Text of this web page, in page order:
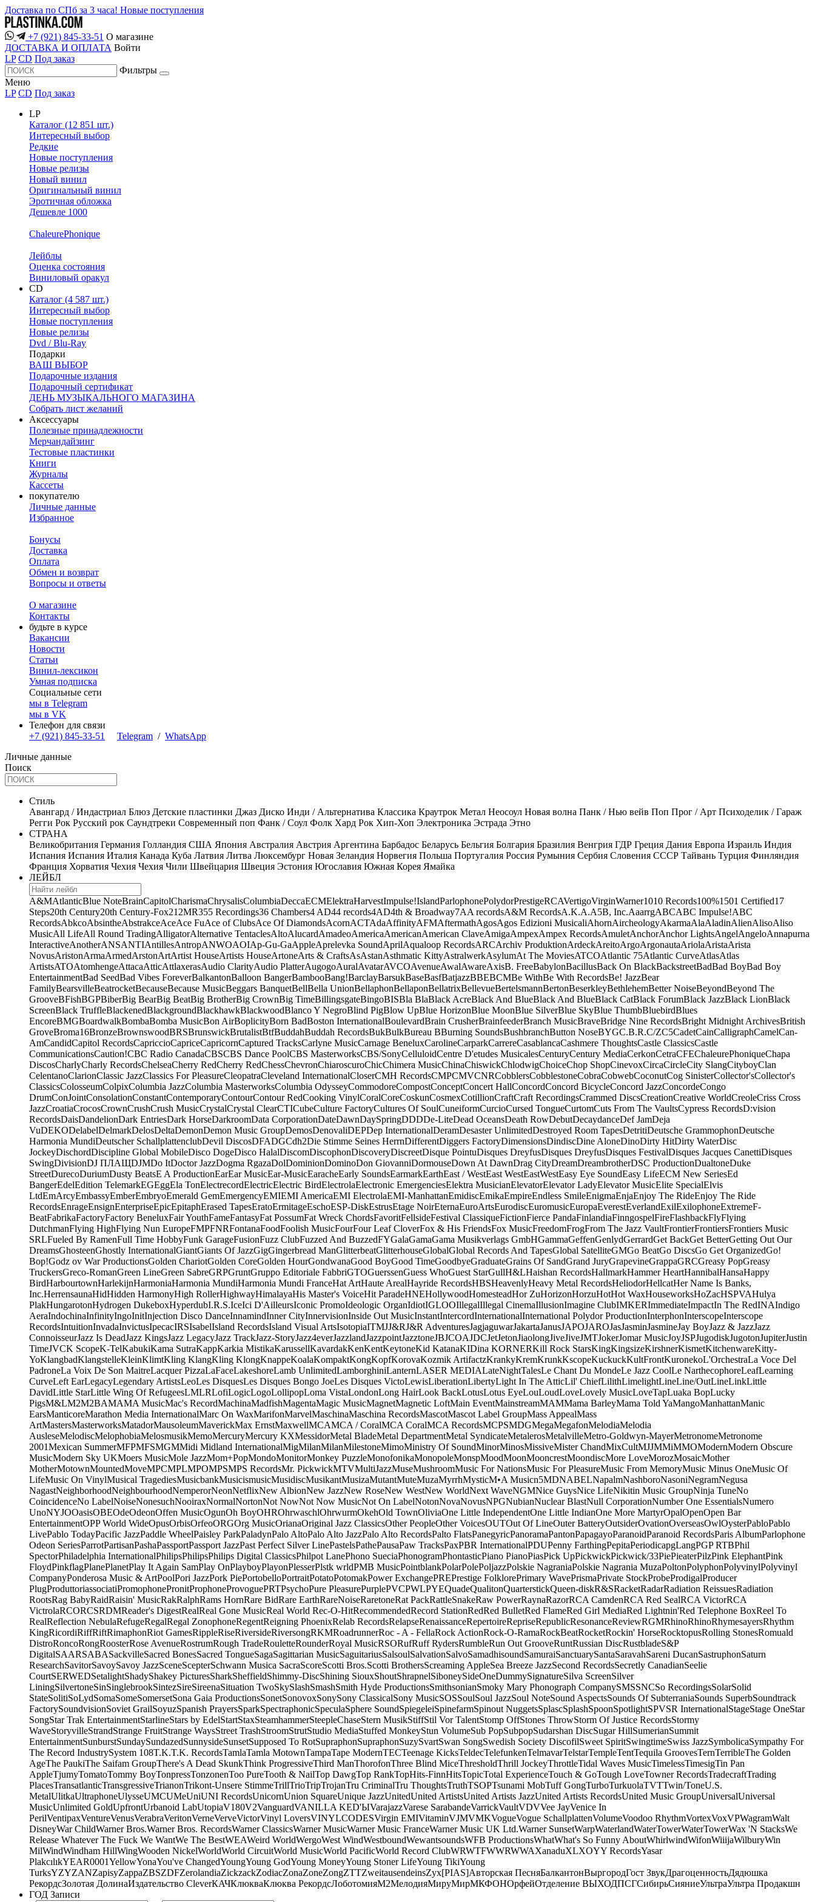
Доставка по СПб за 3 часа! Новые поступления
+7 (921) 845-33-51 О магазине
ДОСТАВКА И ОПЛАТА Войти
LP CD Под заказ
Фильтры
Меню
LP CD Под заказ
LP
Каталог (12 851 шт.)
Интересный выбор
Редкие
Новые поступления
Новые релизы
Новый винил
Оригинальный винил
Эротичная обложка
Дешевле 1000
ChaleurePhonique
Лейблы
Оценка состояния
Виниловый оракул
CD
Каталог (4 587 шт.)
Интересный выбор
Новые поступления
Новые релизы
Dvd / Blu-Ray
Подарки
ВАШ ВЫБОР
Подарочные издания
Подарочный сертификат
ДЕНЬ МУЗЫКАЛЬНОГО МАГАЗИНА
Собрать лист желаний
Аксессуары
Полезные принадлежности
Мерчандайзинг
Тестовые пластинки
Книги
Журналы
Кассеты
покупателю
Личные данные
Избранное
Бонусы
Доставка
Оплата
Обмен и возврат
Вопросы и ответы
О магазине
Контакты
будьте в курсе
Вакансии
Новости
Статьи
Винил-лексикон
Умная подписка
Социальные сети
мы в Telegram
мы в VK
Телефон для связи
+7 (921) 845-33-51
Telegram / WhatsApp
Личные данные
Поиск
Стиль
Авангард / Индастриал Блюз Детские пластинки Джаз Диско Инди / Альтернатива Классика Краутрок Метал Неосоул Новая волна Панк / Нью вейв Поп Прог / Арт Психоделик / Гараж
Регги Рок Русский рок Саундтреки Современный поп Фанк / Соул Фолк Хард Рок Хип-Хоп Электроника Эстрада Этно
СТРАНА
Великобритания Германия Голландия США Япония Австралия Австрия Аргентина Барбадос Беларусь Бельгия Болгария Бразилия Венгрия ГДР Греция Дания Европа Израиль Индия
Испания Испания Италия Канада Куба Латвия Литва Люксембург Новая Зеландия Норвегия Польша Португалия Россия Румыния Сербия Словения СССР Тайвань Турция Финляндия
Франция Хорватия Чехия Чехия Чили Швейцария Швеция Эстония Югославия Южная Корея Ямайка
ЛЕЙБЛ
A&MAtlanticBlue NoteBrainCapitolCharismaChrysalisColumbiaDeccaECMElektraHarvestImpulse!IslandParlophonePolydorPrestigeRCAVertigoVirginWarner1010 Records100%1501 Certified17
Steps20th Century20th Century-Fox21 2MR355 Recordings36 Chambers4 AD44 records4AD4th & Broadway7AA recordsA&M RecordsA.K.A.A5B, Inc.AaarrgABCABC Impulse!ABC
RecordsAbkcoAbsintheAbstrakceAceAce FuAce of ClubsAce Of DiamondsAcornACTAdaAffinityAFMAftermathAgosAgos Edizioni MusicaliAhornAircheologyAkarmaAlaAladinAlienAlisoAliso
MusicAll LifeAll Round TradingAlligatorAlternative TentaclesAltoAlucardAmadeoAmericaAmericanAmerican ClaveAmigaAmpexAmpex RecordsAmuletAnchorAnchor LightsAngelAngeloAnnapurna
InteractiveAnotherANSANTIAntillesAntropANWOAOIAp-Gu-GaAppleAprelevka SoundAprilAqualoop RecordsARCArchiv ProduktionArdeckAreitoArgoArgonautaAriolaAristaArista
NovusAristonArmaArmedArstonArtArtist HouseArtists HouseArtoneArts & CraftsAsAstanAsthmatic KittyAstralwerkAsylumAt The MoviesATCOAtlantic 75Atlantic CurveAtlasAtlas
ArtistsATOAtomhengeAttacaAtticAttlaxerasAudio ClarityAudio PlatterAugogoAuralAvatarAVCOAvenueAwalAwareAxisB. FreeBabylonBacillusBack On BlackBackstreetBadBad BoyBad Boy
EntertainmentBad SeedBad Vibes ForeverBalkantonBalloon BangerBambooBang!BarclayBarsukBaseBasfBatjazzBBEBCMBe WithBe With RecordsBe! JazzBear
FamilyBearsvilleBeatrocketBecauseBecause MusicBeggars BanquetBellBella UnionBellaphonBellaponBellatrixBellevueBertelsmannBertonBeserkleyBethlehemBetter NoiseBeyondBeyond The
GrooveBFishBGPBiberBig BearBig BeatBig BrotherBig CrownBig TimeBillingsgateBingoBISBla BlaBlack AcreBlack And BlueBlack And BlueBlack CatBlack ForumBlack JazzBlack LionBlack
ScreenBlack TruffleBlackenedBlackgroundBlackhawkBlackwoodBlanco Y NegroBlind PigBlow UpBlue HorizonBlue MoonBlue SilverBlue SkyBlue ThumbBluebirdBlues
EncoreBMGBoardwalkBombaBomba MusicBon AirBoplicityBorn BadBoston InternationalBoulevardBrain CrusherBrainfeederBranch MusicBraveBridge Nine RecordsBright Midnight ArchivesBritish
GroveBroma16BronzeBrownswoodBRSBrunswickBrutalistBtfBuddahBuddah RecordsBukBulkBureau BBurning SoundsBushbranchButton NoseBYGC.B.R.C/ZC5CadetCainCalligraphCamelCan-
AmCandidCapitol RecordsCapriccioCapriceCapricornCaptured TracksCarlyne MusicCarnage BeneluxCarolineCarparkCarrereCasablancaCashmere ThoughtsCastle ClassicsCastle
CommunicationsCaution!CBC Radio CanadaCBSCBS Dance PoolCBS MasterworksCBS/SonyCelluloidCentre D'etudes MusicalesCenturyCentury MediaCerkonCetraCFEChaleurePhoniqueChapa
DiscosCharlyCharly RecordsChelseaCherry RedCherry RedChessChevronChiaroscuroChicChimera MusicChinaChiswickChlodwigChoiceChop ShopCinevoxCircaCircleCity SlangCityboyClan
CelentanoClarionClassic JazzClassics For PleasureCleopatraCleveland InternationalCloserCMH RecordsCMPCMVCNRCobblersCobblestoneCobraCobwebCoconutCog SinisterCollector'sCollector's
ClassicsColosseumColpixColumbia JazzColumbia MasterworksColumbia OdysseyCommodoreCompostConceptConcert HallConcordConcord BicycleConcord JazzConcordeCongo
DrumConJointConsolationConstantContemporaryContourContour RedCooking VinylCoralCoreCoskunCosmexCotillionCraftCraft RecordingsCrammed DiscsCreationCreative WorldCreoleCriss Cross
JazzCroatiaCrocosCrownCrushCrush MusicCrystalCrystal ClearCTICubeCulture FactoryCultures Of SoulCuneiformCurcioCursed TongueCurtomCuts From The VaultsCypress RecordsD:vision
RecordsDaisDandelionDark EntriesDark HorseDarkroomData CorporationDateDawnDaySpringDDDDe-LiteDead OceansDeath RowDebutDecaydanceDef JamDeja
VuDEKODelabelDelmarkDelosDeltaDemonDemon Music GroupDemosDenovaliDEPDep InternationalDeramDesaster UnlimitedDestroyed Room TapesDetritiDeutsche GrammophonDeutsche
Harmonia MundiDeutscher SchallplattenclubDevil DiscosDFADGCdh2Die Stimme Seines HerrnDifferentDiggers FactoryDimensionsDindiscDine AloneDinoDirty HitDirty WaterDisc
JockeyDischordDiscipline Global MobileDisco DogeDisco HalalDiscomDiscophonDiscoveryDiscreetDisque PointuDisques DreyfusDisques DreyfusDisques FestivalDisques Jacques CanettiDisques
SwingDivisionDJ ПЛАЩDJMDo ItDoctor JazzDogma RgazaDolDominionDominoDon GiovanniDormouseDown At DawnDrag CityDreamDreambrotherDSC ProductionDualtoneDuke
StreetDurecoDuriumDusty BeatsE A ProductionEarEar MusicEar-MusicEaracheEarly SoundsEarmarkEarthEast / WestEast WestEastWestEasy Eye SoundEasy LifeECM New SeriesEd
BangerEdelEdition TelemarkEGEggEla TonElectrecordElectricElectric BirdElectrolaElectronic EmergenciesElektra MusicianElevatorElevator LadyElevator MusicElite SpecialElvis
LtdEmArcyEmbassyEmberEmbryoEmerald GemEmergencyEMIEMI AmericaEMI ElectrolaEMI-ManhattanEmidiscEmikaEmpireEndless SmileEnigmaEnjaEnjoy The RideEnjoy The Ride
RecordsEnrageEnsignEnterpriseEpicEpitaphErased TapesEratoErmitageEschoESP-DiskEstrusEtage NoirEternaEuroArtsEurodiscEuromusicEuropaEverestEverlandExilExilophoneExtremeF-
BeatFabrikaFactoryFactory BeneluxFair YouthFameFantasyFat PossumFat Wreck ChordsFavoritFellsideFestival ClassiqueFictionFierce PandaFinlandiaFinngospelFireFlashbackFlyFlying
DutchmanFlying HighFlying Nun EuropeFMPFNRFontanaFoodFoolish MusicFourFour Leaf CloverFox & His FriendsFox MusicFreedomFrogFrom The Jazz VaultFrontierFrontiersFrontiers Music
SRLFueled By RamenFull Time HobbyFunk GarageFusionFuzz ClubFuzzed And BuzzedFYGalaGamaGama Musikverlags GmbHGammaGeffenGenlydGerrardGet BackGet BetterGetting Out Our
DreamsGhosteenGhostly InternationalGiantGiants Of JazzGigGingerbread ManGlitterbeatGlitterhouseGlobalGlobal Records And TapesGlobal SatelliteGMGo BeatGo DiscsGo Get OrganizedGo!
Bop!Godz ov War ProductionsGolden ChariotGolden CoreGolden HourGondwanaGood BoyGood TimeGoodbyeGraduateGrains Of SandGrand JuryGrapevineGrappaGRCGreasy PopGreasy
TruckersGreco-RomanGreen LineGreen SabreGRPGruntGruppo Editoriale FabbriGTOGuerssenGuess WhoGuest StarGullH&LHaishan RecordsHallmarkHammer HeartHannibalHansaHappy
BirdHarbourtownHarlekijnHarmoniaHarmonia MundiHarmonia Mundi FranceHat ArtHaute ArealHayride RecordsHBSHeavenlyHeavy Metal RecordsHeliodorHellcatHer Name Is Banks,
Inc.HerrensaunaHidHidden HarmonyHigh RollerHighwayHimalayaHis Master's VoiceHit ParadeHNEHollywoodHomesteadHor ZuHorizonHorzuHotHot WaxHouseworksHoZacHSPVAHulya
PlakHungarotonHydrogen DukeboxHyperdubI.R.S.IceIci D'AilleursIconic PromoIdeologic OrganIdiotIGLOOIllegalIllegal CinemaIllusionImagine ClubIMKERImmediateImpactIn The RedINAIndigo
AeraIndochinaInfinityIngoInitInjection Disco DanceInnamindInner CityInnervisionInside Out MusicInstantIntercordInternationalInternational Polydor ProductionInterphonInterscopeInterscope
RecordsIntuitionInvadaInvictusIpecacIRSIsabelIsland RecordsIsland Visual ArtsIsotopiaITMJJ&RJ&R AdventuresJagjaguwarJakartaJanusJAPOJAROJasJasminJasmineJay BoyJazz & JazzJazz
ConnoisseurJazz Is DeadJazz KingsJazz LegacyJazz TrackJazz-StoryJazz4everJazzlandJazzpointJazztoneJBJCOAJDCJetJetonJiaolongJiveJiveJMTJokerJomar MusicJoyJSPJugodiskJugotonJupiterJustin
TimeJVCK ScopeK-TelKabukiKama SutraKappKarkia MistikaKarussellKavardakKenKentKeytoneKid KatanaKIDina KORNERKill Rock StarsKingKingsizeKirshnerKismetKitchenwareKitty-
YoKlangbadKlangstelleKleinKlimtKling KlangKling KlongKnappeKoalaKompaktKongKopfKorovaKozmik ArtifactzKrankyKremKrunkKscopeKuckuckKultFrontKuronekoL'OrchestraLa Voce Del
PadroneLa Voix De Son MaitreLacquer PizzaLaFaceLakeshoreLamb UnlimitedLamborghiniLanternLASER MEDIALateNightTalesLe Chant Du MondeLe Jazz CoolLe NarthecophoreLeafLearning
CurveLeft EarLegacyLegendary ArtistsLeoLes DisquesLes Disques Bongo JoeLes Disques VictoLewisLiberationLibertyLight In The AtticLil' ChiefLilithLimelightLineLine/OutLineLinkLittle
DavidLittle StarLittle Wing Of RefugeesLMLRLofiLogicLogoLollipopLoma VistaLondonLong HairLook BackLotusLotus EyeLouLoudLoveLovely MusicLoveTapLuaka BopLucky
PigsM&LM2M2BAMAMA MusicMac's RecordMachinaMadfishMagentaMagic MusicMagnetMagnetic LoftMain EventMainstreamMAMMama BarleyMama Told YaMangoManhattanManic
EarsManticoreMarathon Media InternationalMarc On WaxMarifonMarvelMaschinaMaschina RecordsMascotMascot Label GroupMass AppealMass
ArtMastersMasterworksMatadorMausoleumMaverickMax ErnstMaxwellMCAMCA / CoralMCA CoralMCA RecordsMCPSMDGMegaMegafonMelodiaMelodia
AusleseMelodiscMelophobiaMelosmusikMemoMercuryMercury KXMessidorMetal BladeMetal DepartmentMetal SyndicateMetalerosMetalvilleMetro-Goldwyn-MayerMetronomeMetronome
2001Mexican SummerMFPMFSMGMMidi Midland InternationalMigMilanMilanMilestoneMimoMinistry Of SoundMinorMinosMissiveMister ChandMixCultMJJMMiMMOModernModern Obscure
MusicModern Sky UKMoers MusicMole JazzMom+PopMondoMonitorMonkey PuzzleMonofonikaMonopoleMonspMoodMoonMooncrestMoondiscMore LoveMorozMosaicMother
MotherMotownMountedMoveMPCMPLMPOMPSMPS RecordsMr. PickwickMTVMultiJazzMuseMushroomMusic For NationsMusic For PleasureMusic From MemoryMusic Minus OneMusic Of
LifeMusic On VinylMusical TragediesMusicbankMusicismusicMusidiscMusikantMusizaMutantMuteMuzaMyrrhMysticM•A Musicn5MDNABELNapalmNashboroNasoniNegramNegusa
NagastNeighborhoodNeighbourhoodNemperorNeonNetflixNew AlbionNew JazzNew RoseNew WestNew WorldNext WaveNGMNice GuysNice LifeNikitin Music GroupNinja TuneNo
CoincidenceNo LabelNoiseNonesuchNooiraxNormalNortonNot NowNot Now MusicNot On LabelNotonNovaNovusNPGNubianNuclear BlastNull CorporationNumber One EssentialsNumero
UnoNYJOOasisOBEOdeOdeonOffen MusicOgunOh BoyOHROhrwaschlOhrwurmOkehOld TownOliviaOne Little IndependentOne Little IndianOne More MartyrOpalOpenOpen Bar
EntertainmentOPP World WideOpusOrbisOrfeoORGOrg MusicOrianaOriginal Jazz ClassicsOther PeopleOther VoicesOUTOut Of LineOuter BatteryOutsiderOvationOverseasOwlOysterPabloPablo
LivePablo TodayPacific JazzPaddle WheelPaisley ParkPaladynPalo AltoPalo Alto JazzPalo Alto RecordsPalto FlatsPanegyricPanoramaPantonPapagayoParanoidParanoid RecordsParis AlbumParlophone
Odeon SeriesParrotPartisanPashaPassportPassport JazzPast Perfect Silver LinePastelsPathePausaPaw TracksPaxPBR InternationalPDUPenny FarthingPepitaPeriodicapgLangPGP RTBPhil
SpectorPhiladelphia InternationalPhilipsPhilipsPhilips Digital ClassicsPhilpot LanePhono SueciaPhonogramPhontasticPiano PianoPiasPick UpPickwickPickwick/33PiePieaterPilzPink ElephantPink
FloydPinkflagPlanePlanetPlay It Again SamPlay OnPlayboyPlayonPlesserPlstk wrldPMB MusicPointblankPolarPolePoljazzPolskie NagraniaPolskie Nagrania MuzaPoltonPolyphonPolyvinylPolyvinyl
CompanyPonderosa Music & ArtPoolPori JazzPork PiePortobelloPortraitPotatoPotomakPower ExchangePREPrestige FolklorePrimary WavePrismaPrivate StockProbeProdigalProducer
PlugProduttoriassociatiPromophonePronitProphoneProvoguePRTPsychoPure PleasurePurplePVCPWLPYEQuadeQualitonQuarterstickQueen-diskR&SRacketRadarRadiation ReissuesRadiation
RootsRag BabyRaidRaisin' MusicRakRalphRams HornRare BidRare EarthRareNoiseRaretoneRat PackRattleSnakeRaw PowerRaynaRazorRCA CamdenRCA Red SealRCA VictorRCA
VictrolaRCORCSRDMReader's DigestRealReal Gone MusicReal World Rec-O-HitRecommendedRecord StationRedRed BulletRed FlameRed Girl MediaRed Lightnin'Red Telephone BoxReel To
RealReflection NebulaRefugeRegalRegal ZonophoneRegentReigning PhoenixRelab RecordsRelapseRenaissanceRepertoireRepriseRepublicResonanceReviewRGMRhinoRhinoRhymesayersRhythm
KingRicordiRiffRiftRimaphonRiot GamesRippleRiseRiversideRiversongRKMRoadrunnerRoc - A - FellaRock ActionRock-O-RamaRockBeatRocketRockin' HorseRocktopusRolling StonesRomuald
DistroRoncoRongRoosterRose AvenueRostrumRough TradeRouletteRounderRoyal MusicRSORufRuff RydersRumbleRun Out GrooveRuntRussian DiscRustbladeS&P
DigitalSAARSABASackvilleSacred BonesSacred TongueSagaSagittarian MusicSaguitariusSalsoulSalvationSalvoSamadhisoundSamuraiSanctuarySantaSaravahSareni DucanSastruphonSaturn
ResearchSavitorSavoySavoy JazzSceneScepterSchwann Musica SacraScoreScotti Bros.Scotti BrothersScreaming AppleSea Breeze JazzSecond RecordsSecretly CanadianSeelie
CourtSERWEDSetalightShadyShakey PicturesSharkSheffieldShimmy-DiscShining SiouxShoutShrapnelSiboneySideOneDummySignatureSilva ScreenSilver
LiningSilvertoneSinSinglebrookSintezSireSireenaSituation TwoSkySlashSmashSmith Hyde ProductionsSmithsonianSmoky Mary Phonograph CompanySMSSNCSo RecordingsSolarSolid
StateSolitiSoLydSomaSomeSomersetSona Gaia ProductionsSonetSonovoxSonySony ClassicalSony MusicSOSSoulSoul JazzSoul NoteSound AspectsSounds Of SubterraniaSounds SuperbSoundtrack
FactorySoundvisionSoviet GrailSoyuzSpanish PrayersSparkSpectraphonicSpeculaSphere SoundSpiegeleiSpinefarmSpinout NuggetsSplascSplashSpoonSpotlightSPVSR InternationalStageStage OneStar
SongStar Trak EntertainmentStarlineStars by EdelStartStaxSteamhammerSteepleChaseStern MusikStiffStil Vor TalentStomp OffStones ThrowStorm Of Justice RecordsStormy
WaveStoryvilleStrandStrange FruitStrange WaysStreet TrashStroomStrutStudio MediaStuffed MonkeyStun VolumeSub PopSubpopSudarshan DiscSugar HillSumerianSummit
EntertainmentSunburstSundaySundazedSunnysideSunsetSupposed To RotSupraphonSupraphonSuzySvartSwan SongSwedish Society DiscofilSweet SpiritSwingtimeSwiss JazzSymbolicaSympathy For
The Record IndustrySystem 108T.K.T.K. RecordsTamlaTamla MotownTampaTape ModernTECTeenage KicksTeldecTelefunkenTelmavarTelstarTempleTentTequila GroovesTernTerribleThe Golden
AgeThe PaukiThe Saifam GroupThere's A Dead SkunkThink ProgressiveThird ManThorofonThree Blind MiceThresholdThrill JockeyThrottleTidal Waves MusicTimelessTimesigTin Pan
AppleTjumyTomatoTommy BoyTonpressTonzonenToo PureTooth & NailTop DawgTop RankTopHits-FinnHitsTopicTotal ExperienceTouch & GoTough LoveTowner RecordsTradecraftTrading
PlacesTransatlanticTransgressiveTrianonTrikont-Unsere StimmeTrillTrioTripTrojanTru CriminalTru ThoughtsTruthTSOPTsunami MobTuff GongTurboTurkuolaTVTTwin/ToneU.S.
MetalUlitkaUltraphoneUlysseUMCUMeUniUNI RecordsUnicornUnion SquareUnique JazzUnitedUnited ArtistsUnited Artists JazzUnited Artists RecordsUnited Music GroupUniversalUniversal
MusicUnlimited GoldUpfrontUrbanoid LabUtopiaV180V2VanguardVANILLA KED'ЫVarajazzVarese SarabandeVarrickVaultVDVVee JayVenice In
PerilVentipaxVentureVenusVerabraVeritonVerneVerveVictorVinyl LoversVINYLCODESVirgin EMIVitaminVJMVMKVogueVogue SchallplattenVolumeVoodoo RhythmVortexVoxVPWagramWalt
DisneyWar ChildWarner Bros.Warner Bros. RecordsWarner ClassicsWarner MusicWarner Music FranceWarner Music UK Ltd.Warner SunsetWarpWaterlandWaterTowerWaterTowerWax 'N StacksWe
Release Whatever The Fuck We WantWe The BestWEAWeird WorldWergoWest WindWestboundWewantsoundsWFB ProductionsWhatWhat's So Funny AboutWhirlwindWifonWiiijaWilburyWin
MilWindWindham HillWingWooden NickelWorldWorld CircuitWorld MusicWorld PacificWorld Record ClubWRWTFWWRWWAXanaduXLXOYY RecordsYasar
PlakcılıkYEAR0001YellowYonaYou've ChangedYoungYoung GodYoung MoneyYoung Stoner LifeYoung TikiYoung
TurksYZYZANZapisyZappaZBSZDFZerolandiaZickzackZodiacZonaZoneZongZTTZweitausendeinsZyx[PIAS]Авторская ПесняБалкантонВыргородГост ЗвукДрагоценностьДядюшка
РекордсЗолотая ДолинаИздательство CleverКАЧКлюкваКлюква РекордсЛоботомияМ2МелодияМируМирМКФОНОрфейОтделение ВЫХОДПСГСибирьСияниеУльтраУльтра Продакшн
ГОД Записи